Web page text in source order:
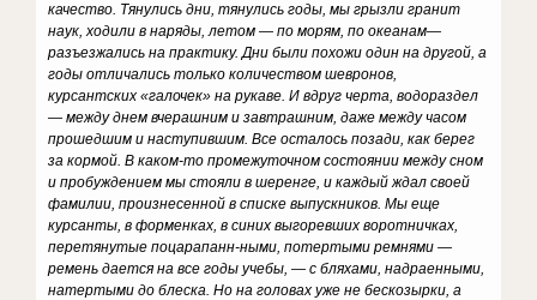
качество. Тянулись дни, тянулись годы, мы грызли гранит
наук, ходили в наряды, летом — по морям, по океанам—
разъезжались на практику. Дни были похожи один на другой, а
годы отличались только количеством шевронов,
курсантских «галочек» на рукаве. И вдруг черта, водораздел
— между днем вчерашним и завтрашним, даже между часом
прошедшим и наступившим. Все осталось позади, как берег
за кормой. В каком-то промежуточном состоянии между сном
и пробуждением мы стояли в шеренге, и каждый ждал своей
фамилии, произнесенной в списке выпускников. Мы еще
курсанты, в форменках, в синих выгоревших воротничках,
перетянутые поцарапанн-ными, потертыми ремнями —
ремень дается на все годы учебы, — с бляхами, надраенными,
натертыми до блеска. Но на головах уже не бескозырки, а